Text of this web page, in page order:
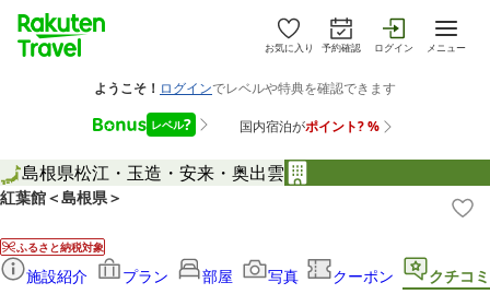
お気に入り 予約確認 ログイン メニュー
島根県松江・玉造・安来・奥出雲
紅葉館＜島根県＞
ふるさと納税対象
施設紹介 プラン 部屋 写真 クーポン クチコミ